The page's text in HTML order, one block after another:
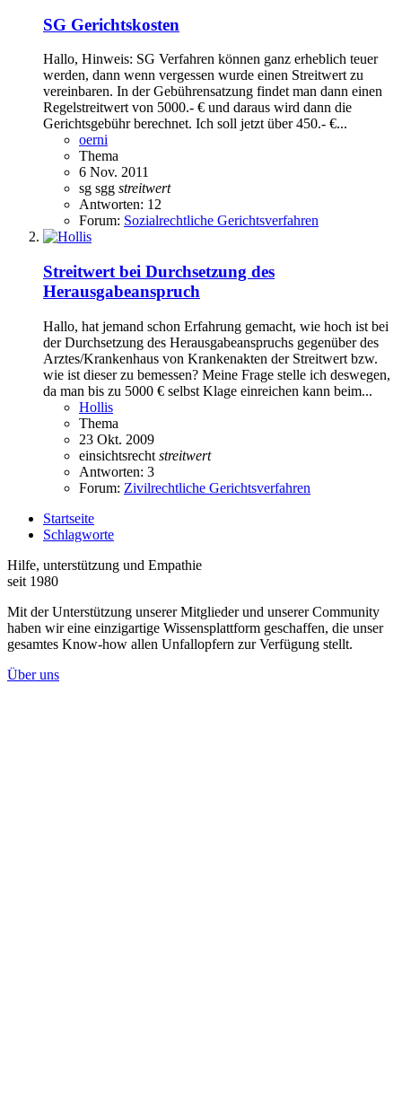
SG Gerichtskosten
Hallo, Hinweis: SG Verfahren können ganz erheblich teuer
werden, dann wenn vergessen wurde einen Streitwert zu
vereinbaren. In der Gebührensatzung findet man dann einen
Regelstreitwert von 5000.- € und daraus wird dann die
Gerichtsgebühr berechnet. Ich soll jetzt über 450.- €...
oerni
Thema
6 Nov. 2011
sg sgg streitwert
Antworten: 12
Forum: Sozialrechtliche Gerichtsverfahren
Streitwert bei Durchsetzung des
Herausgabeanspruch
Hallo, hat jemand schon Erfahrung gemacht, wie hoch ist bei
der Durchsetzung des Herausgabeanspruchs gegenüber des
Arztes/Krankenhaus von Krankenakten der Streitwert bzw.
wie ist dieser zu bemessen? Meine Frage stelle ich deswegen,
da man bis zu 5000 € selbst Klage einreichen kann beim...
Hollis
Thema
23 Okt. 2009
einsichtsrecht streitwert
Antworten: 3
Forum: Zivilrechtliche Gerichtsverfahren
Startseite
Schlagworte
Hilfe, unterstützung und Empathie
seit 1980
Mit der Unterstützung unserer Mitglieder und unserer Community
haben wir eine einzigartige Wissensplattform geschaffen, die unser
gesamtes Know-how allen Unfallopfern zur Verfügung stellt.
Über uns